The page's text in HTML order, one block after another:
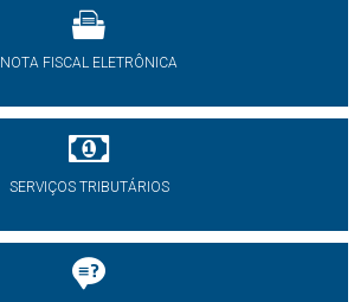
NOTA FISCAL ELETRÔNICA
SERVIÇOS TRIBUTÁRIOS